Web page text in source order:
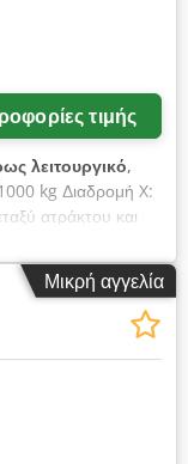
τιμής
λειτουργικό,
kg Διαδρομή X:
ατράκτου και
10 / 17 kW
5300 kg
Μικρή αγγελία